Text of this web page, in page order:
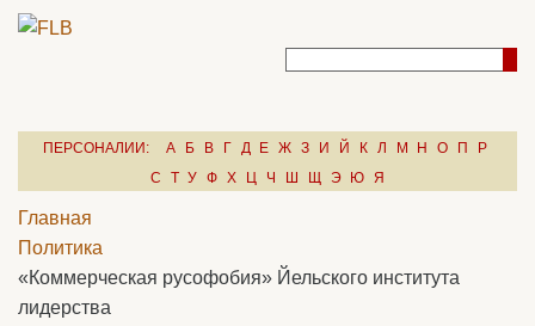
ПЕРСОНАЛИИ: А Б В Г Д Е Ж З И Й К Л М Н О П
Р
С
Т У Ф Х Ц Ч Ш Щ Э Ю Я
Главная
Политика
«Коммерческая русофобия» Йельского института
лидерства